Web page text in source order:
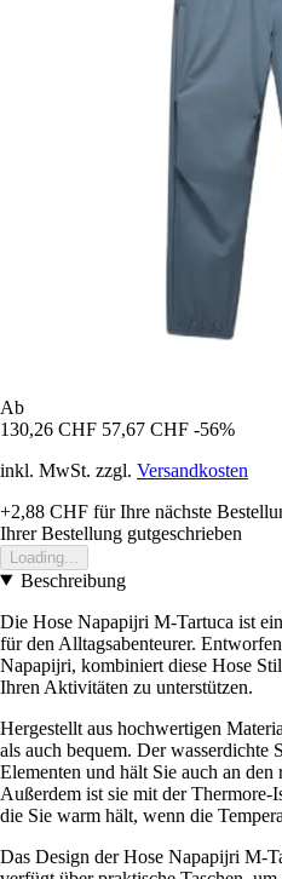
Ab
130,26 CHF 57,67 CHF -56%
inkl. MwSt. zzgl. Versandkosten
+2,88 CHF für Ihre nächste
Ihrer Bestellung gutgeschrieben
Loading...
Beschreibung
Die Hose Napapijri M-Tartuca ist
für den Alltagsabenteurer.
Napapijri, kombiniert diese Hose
Ihren Aktivitäten zu unterstützen.
Hergestellt aus hochwertigen
als auch bequem. Der wasserdichte
Elementen und hält Sie auch an den
Außerdem ist sie mit der Thermore-
die Sie warm hält, wenn die
Das Design der Hose Napapijri M-